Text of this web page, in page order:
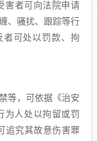
者可向法院申请
、骚扰、跟踪等行
者可处以罚款、拘
，可依据《治安
为人处以拘留或罚
追究其故意伤害罪